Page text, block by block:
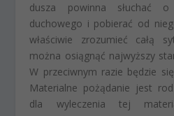
dusza powinna słuchać
duchowego i pobierać od
właściwie zrozumieć całą
można osiągnąć najwyższy
W przeciwnym razie będzie
Materialne pożądanie jest
dla wyleczenia tej